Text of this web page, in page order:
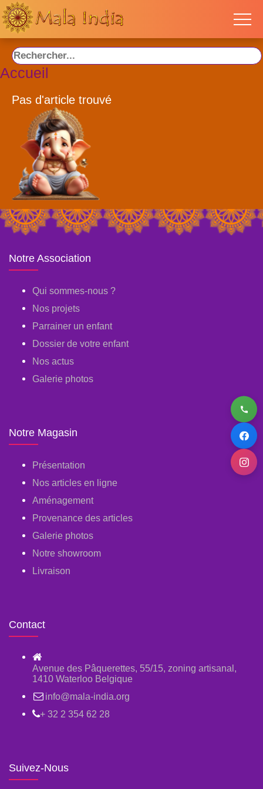
Accueil
Pas d'article trouvé
Notre Association
Qui sommes-nous ?
Nos projets
Parrainer un enfant
Dossier de votre enfant
Nos actus
Galerie photos
Notre Magasin
Présentation
Nos articles en ligne
Aménagement
Provenance des articles
Galerie photos
Notre showroom
Livraison
Contact
Avenue des Pâquerettes, 55/15, zoning artisanal,
1410 Waterloo Belgique
info@mala-india.org
+ 32 2 354 62 28
Suivez-Nous